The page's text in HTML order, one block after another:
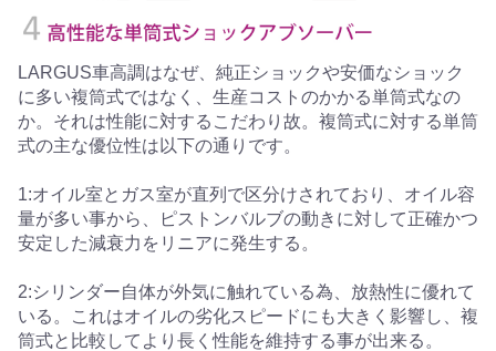
LARGUS車高調はなぜ、純正ショックや安価なショック
に多い複筒式ではなく、生産コストのかかる単筒式なの
か。それは性能に対するこだわり故。複筒式に対する単筒
式の主な優位性は以下の通りです。
1:オイル室とガス室が直列で区分けされており、オイル容
量が多い事から、ピストンバルブの動きに対して正確かつ
安定した減衰力をリニアに発生する。
2:シリンダー自体が外気に触れている為、放熱性に優れて
いる。これはオイルの劣化スピードにも大きく影響し、複
筒式と比較してより長く性能を維持する事が出来る。